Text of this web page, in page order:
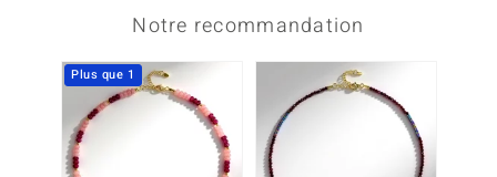
Notre recommandation
Plus que 1